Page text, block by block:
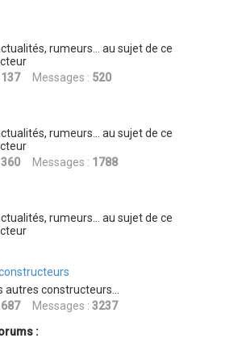
rumeurs... au sujet de ce
137Messages : 520
rumeurs... au sujet de ce
360 Messages : 1788
rumeurs... au sujet de ce
autres constructeurs...
687Messages : 3237
: